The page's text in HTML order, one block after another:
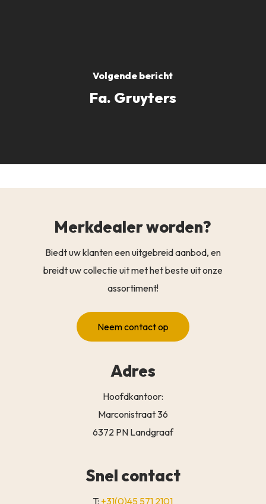
Volgende bericht
Fa. Gruyters
Merkdealer worden?
Biedt uw klanten een uitgebreid aanbod, en
breidt uw collectie uit met het beste uit onze
assortiment!
Neem contact op
Adres
Hoofdkantoor:
Marconistraat 36
6372 PN Landgraaf
Snel contact
T: +31(0)45 571 2101